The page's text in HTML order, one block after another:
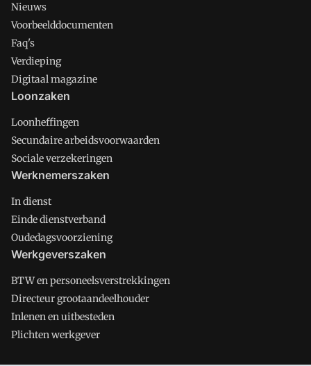
Nieuws
Voorbeelddocumenten
Faq's
Verdieping
Digitaal magazine
Loonzaken
Loonheffingen
Secundaire arbeidsvoorwaarden
Sociale verzekeringen
Werknemerszaken
In dienst
Einde dienstverband
Oudedagsvoorziening
Werkgeverszaken
BTW en personeelsverstrekkingen
Directeur grootaandeelhouder
Inlenen en uitbesteden
Plichten werkgever